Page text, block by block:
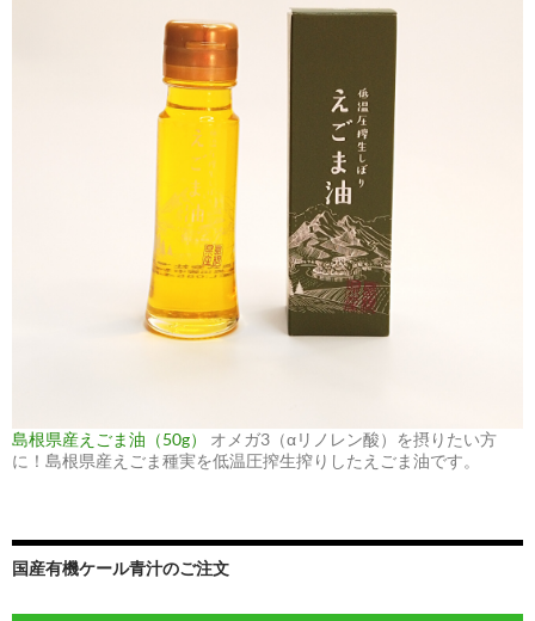
島根県産えごま油（50g）
オメガ3（αリノレン酸）を摂りたい方
に！島根県産えごま種実を低温圧搾生搾りしたえごま油です。
国産有機ケール青汁のご注文